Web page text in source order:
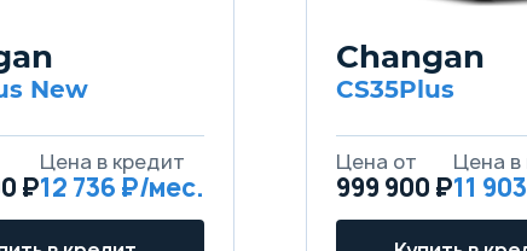
New
₽12 736
Changan
CS35Plus
999 900 ₽11 903